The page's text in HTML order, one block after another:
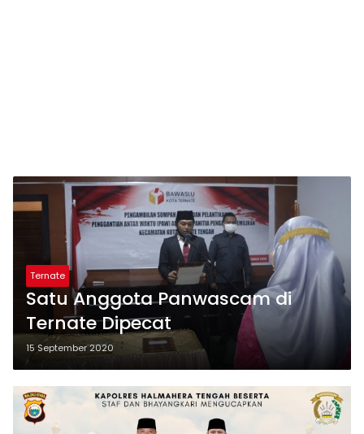
Ternate
Satu Anggota Panwascam di
Ternate Dipecat
15 September 2020